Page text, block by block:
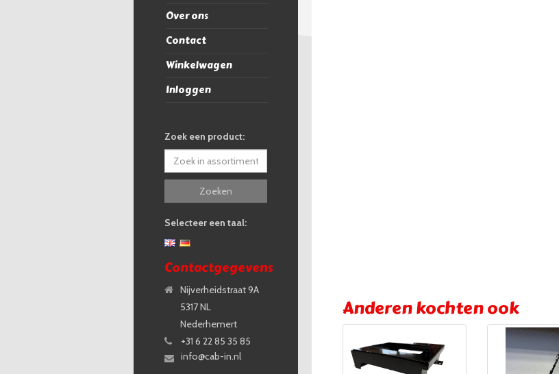
Over ons
Contact
Winkelwagen
Inloggen
Zoek een product:
Zoeken
Selecteer een taal:
Contactgegevens
Nijverheidstraat 9A
5317 NL
Nederhemert
+31 6 22 85 35 85
info@cab-in.nl
Anderen kochten ook